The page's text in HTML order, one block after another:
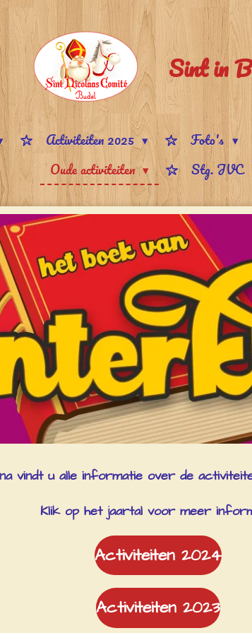
Sint in
Activiteiten 2025 Foto's
Oude activiteiten
Stg. JVC
vindt u alle informatie over de
Klik op het jaartal voor meer
Activiteiten 2024
Activiteiten 2023